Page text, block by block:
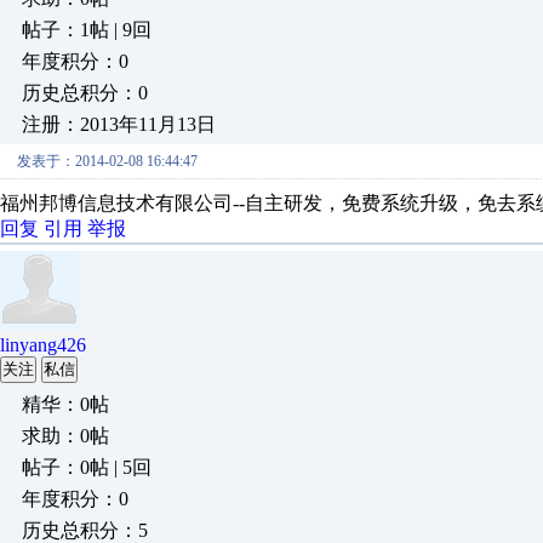
帖子：1帖 | 9回
年度积分：0
历史总积分：0
注册：2013年11月13日
发表于：2014-02-08 16:44:47
福州邦博信息技术有限公司--自主研发，免费系统升级，免去系
回复 引用 举报
linyang426
关注 私信
精华：0帖
求助：0帖
帖子：0帖 | 5回
年度积分：0
历史总积分：5